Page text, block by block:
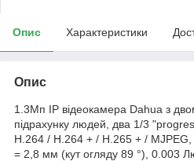
Опис Характеристики
Опис
1.3Мп IP відеокамера Dahua з
підрахунку людей, два 1/3
H.264 / H.264 + / H.265 + /
= 2,8 мм (кут огляду 89 °), 0.003